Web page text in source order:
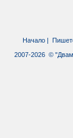
Начало |
2007-2026 ©